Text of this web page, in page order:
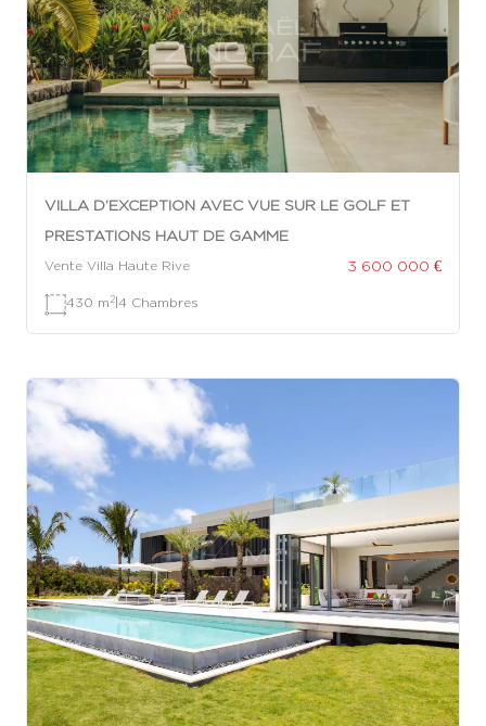
VILLA D’EXCEPTION AVEC VUE SUR LE GOLF ET
PRESTATIONS HAUT DE GAMME
Vente Villa Haute Rive 3 600 000 €
430 m 2|4 Chambres